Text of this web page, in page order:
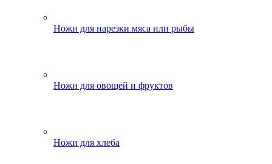
Ножи для нарезки мяса или рыбы
Ножи для овощей и фруктов
Ножи для хлеба